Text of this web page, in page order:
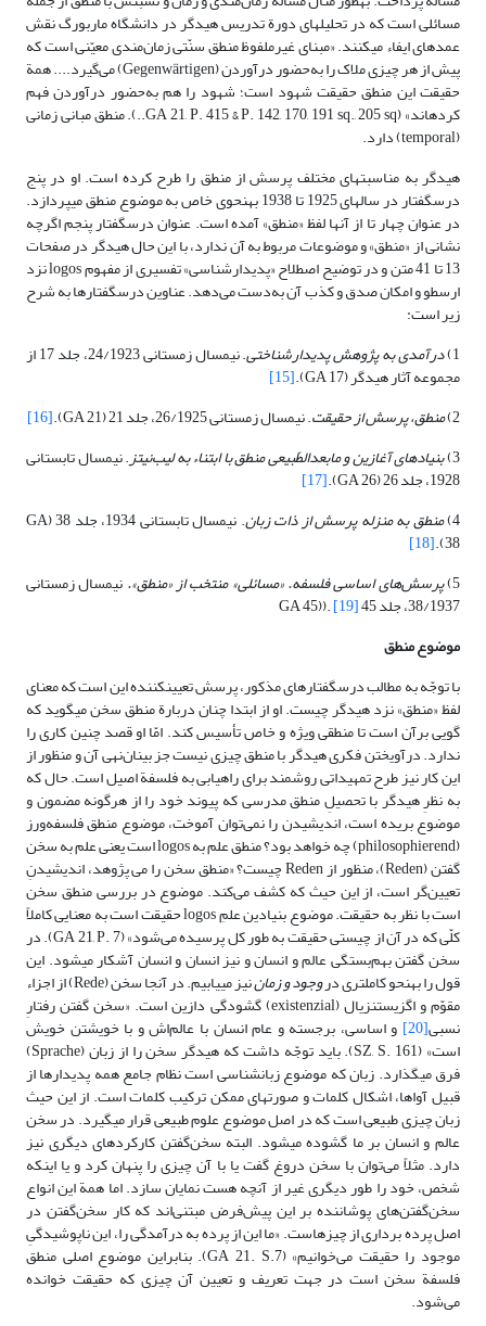
مسائلى است که در تحلیل‏هاى دورة تدریس هیدگر در دانشگاه ماربورگ نقش
عمده‏اى ایفاء مى‏کنند. «مبناى غیرملفوظ منطق سنّتى زمان‌مندى معیّنى است که
پیش از هر چیزى ملاک را به‌حضور درآوردن (Gegenwärtigen) می‌گیرد.... همة
حقیقت این منطق حقیقت شهود است؛ شهود را هم به‌حضور درآوردن فهم
کرده‏اند» (GA 21, P. 415 & P. 142, 170, 191 sq., 205 sq..). منطق مبانى زمانى
(temporal) دارد.
هیدگر به مناسبت‏هاى مختلف پرسش از منطق را طرح کرده است. او در پنج
درس‏گفتار در سال‏هاى 1925 تا 1938 به‏نحوى خاص به موضوع منطق مى‏پردازد.
در عنوان چهار تا از آنها لفظ «منطق» آمده است. عنوان درس‏گفتار پنجم اگرچه
نشانى از «منطق» و موضوعات مربوط به آن ندارد، با این حال هیدگر در صفحات
13 تا 41 متن و در توضیح اصطلاح «پدیدارشناسى» تفسیری از مفهوم logos نزد
ارسطو و امکان صدق و کذب آن به‌دست می‌دهد. عناوین درس‏گفتارها به شرح
زیر است:
1) درآمدى به پژوهش پدیدارشناختى . نیمسال زمستانى 24/1923، جلد 17 از
مجموعه آثار هیدگر (GA 17).
[15]
2) منطق، پرسش از حقیقت. نیمسال زمستانى 26/1925، جلد 21 (GA 21).
[16]
3) بنیادهاى آغازین و مابعدالطّبیعى منطق با ابتناء به لیبنیتز. نیمسال تابستانى
1928، جلد 26 (GA 26).
[17]
4) منطق به منزله پرسش از ذات زبان . نیمسال تابستانى 1934، جلد 38 (GA
38).
[18]
5) پرسشهای اساسى فلسفه. «مسائلى» منتخب از «منطق».نیمسال زمستانى
38/1937، جلد 45 GA 45)).
[19]
موضوع منطق
با توجّه به مطالب درس‏گفتارهاى مذکور، پرسش تعیین‏کننده این است که معناى
لفظ «منطق» نزد هیدگر چیست. او از ابتدا چنان دربارة منطق سخن مى‏گوید که
گویى برآن است تا منطقى ویژه و خاص تأسیس کند. امّا او قصد چنین کارى را
ندارد. درآویختن فکرى هیدگر با منطق چیزى نیست جز بینان‌نهى آن و منظور از
این کار نیز طرح تمهیداتى روشمند براى راه‏یابى به فلسفة اصیل است. حال که
به نظرِ هیدگر با تحصیلِ منطق مدرسی که پیوند خود را از هرگونه مضمون و
موضوع بریده است، اندیشیدن را نمی‌توان آموخت، موضوع منطق فلسفه‌ورز
(philosophierend) چه خواهد بود؟ منطق علم به logos است یعنى علم به سخن
گفتن (Reden)، منظور از Reden چیست؟ «منطق سخن را می پژوهد، اندیشیدنِ
تعیین‌گر است، از این حیث که کشف می‌کند. موضوع در بررسی منطق سخن
است با نظر به حقیقت. موضوع بنیادین علمِ logos حقیقت است به معنایی کاملاً
کلّی که در آن از چیستی حقیقت به طور کل پرسیده می‌شود» (GA 21, P. 7). در
سخن گفتن بهم‌بستگى عالم و انسان و نیز انسان و انسان آشکار مى‏شود. این
قول را به‏نحو کامل‏ترى دروجود و زمان نیز مى‏یابیم. در آنجا سخن (Rede) از اجزاء
مقوّم و اگزیستنزیال (existenzial) گشودگى دازین است. «سخن گفتن رفتارِ
نسبی[20] و اساسى، برجسته و عام انسان با عالم‌اش و با خویشتن خویش
است» (SZ, S. 161). باید توجّه داشت که هیدگر سخن را از زبان (Sprache)
فرق مى‏گذارد. زبان که موضوع زبان‏شناسى است نظام جامع همه پدیدارها از
قبیل آواها، اشکال کلمات و صورت‏هاى ممکن ترکیب کلمات است. از این حیث
زبان چیزی طبیعى است که در اصل موضوع علوم طبیعى قرار مى‏گیرد. در سخن
عالم و انسان بر ما گشوده مى‏شود. البته سخن‌گفتن کارکردهای دیگری نیز
دارد. مثلاً می‌توان با سخن دروغ گفت یا با آن چیزی را پنهان کرد و یا اینکه
شخص، خود را طور دیگری غیر از آنچه هست نمایان سازد. اما همة این انواع
سخن‌گفتن‌های پوشاننده بر این پیش‌فرض مبتنی‌اند که کار سخن‌گفتن در
اصل پرده برداری از چیز‌هاست. «ما این از پرده به درآمدگی را، این ناپوشیدگیِ
موجود را حقیقت می‌خوانیم» (GA 21. S.7). بنابراین موضوع اصلى منطق
فلسفة سخن است در جهت تعریف و تعیین آن چیزی که حقیقت خوانده
می‌شود.